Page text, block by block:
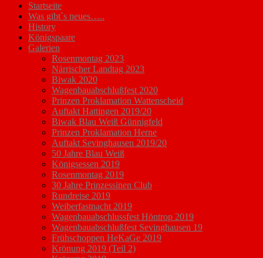
Startseite
Was gibt`s neues…..
History
Königspaare
Galerien
Rosenmontag 2023
Närrischer Landtag 2023
Biwak 2020
Wagenbauabschlußfest 2020
Prinzen Proklamation Wattenscheid
Auftakt Hattingen 2019/20
Biwak Blau Weiß Günnigfeld
Prinzen Proklamation Herne
Auftakt Sevinghausen 2019/20
50 Jahre Blau Weiß
Königsessen 2019
Rosenmontag 2019
30 Jahre Prinzessinen Club
Rundreise 2019
Weiberfastnacht 2019
Wagenbauabschlussfest Höntrop 2019
Wagenbauabschlußfest Sevinghausen 19
Frühschoppen HeKaGe 2019
Krönung 2019 (Teil 2)